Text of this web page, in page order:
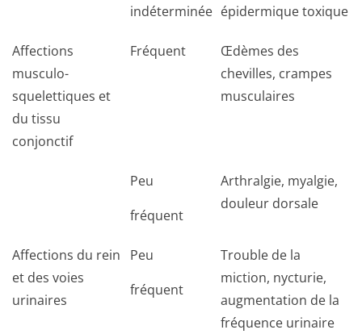
indéterminée épidermique toxique
Affections
musculo-
squelettiques et
du tissu
conjonctif
Fréquent
Œdèmes des
chevilles, crampes
musculaires
Peu
fréquent
Arthralgie, myalgie,
douleur dorsale
Affections du rein
et des voies
urinaires
Peu
fréquent
Trouble de la
miction, nycturie,
augmentation de la
fréquence urinaire